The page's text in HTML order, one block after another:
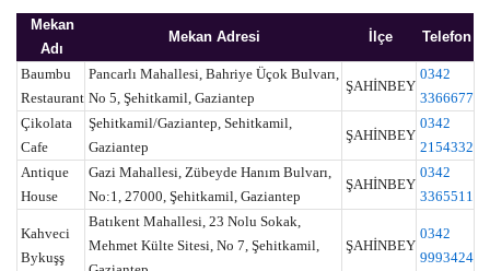
Mekan
Adı
Mekan Adresi İlçe Telefon
Baumbu
Restaurant
Pancarlı Mahallesi, Bahriye Üçok Bulvarı,
No 5, Şehitkamil, Gaziantep
ŞAHİNBEY
0342
3366677
Çikolata
Cafe
Şehitkamil/Gaziantep, Sehitkamil,
Gaziantep
ŞAHİNBEY
0342
2154332
Antique
House
Gazi Mahallesi, Zübeyde Hanım Bulvarı,
No:1, 27000, Şehitkamil, Gaziantep
ŞAHİNBEY
0342
3365511
Kahveci
Bykuşş
Batıkent Mahallesi, 23 Nolu Sokak,
Mehmet Külte Sitesi, No 7, Şehitkamil,
ŞAHİNBEY
0342
9993424